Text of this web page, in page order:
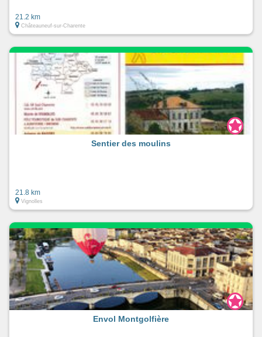
21.2 km
Châteauneuf-sur-Charente
Sentier des moulins
21.8 km
Vignolles
Envol Montgolfière